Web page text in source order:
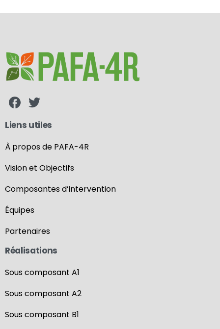
Liens utiles
À propos de PAFA-4R
Vision et Objectifs
Composantes d’intervention
Équipes
Partenaires
Réalisations
Sous composant A1
Sous composant A2
Sous composant B1